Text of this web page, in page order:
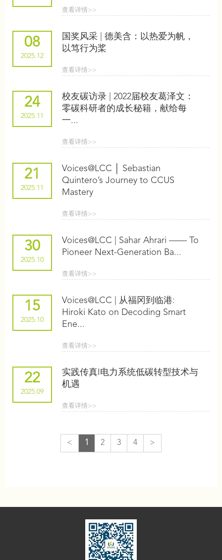
查看详情>>
08
2025.12
国奖风采 | 德美含：以热爱为帆，
以笃行为桨
查看详情>>
24
2025.11
校友碳访录 | 2022届校友葛泽文：
零碳科研者的成长秘籍，献给每
一...
查看详情>>
21
2025.11
Voices@LCC │ Sebastian
Quintero’s Journey to CCUS
Mastery
查看详情>>
30
2025.10
Voices@LCC | Sahar Ahrari —— To
Pioneer Next-Generation Ba...
查看详情>>
15
2025.10
Voices@LCC | 从福冈到临港:
Hiroki Kato on Decoding Smart
Ene...
查看详情>>
22
2025.09
实践传真I电力系统低碳转型技术与
机遇
查看详情>>
< 1 2 3 4 >